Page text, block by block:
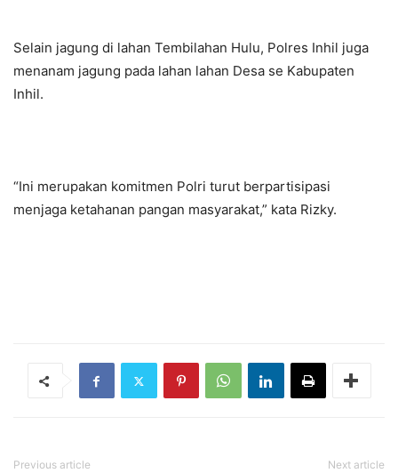
Selain jagung di lahan Tembilahan Hulu, Polres Inhil juga
menanam jagung pada lahan lahan Desa se Kabupaten
Inhil.
“Ini merupakan komitmen Polri turut berpartisipasi
menjaga ketahanan pangan masyarakat,” kata Rizky.
Previous article Next article